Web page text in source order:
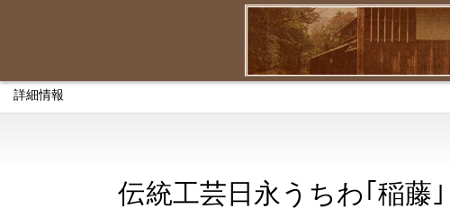
詳細情報
伝統工芸日永うちわ｢稲藤｣